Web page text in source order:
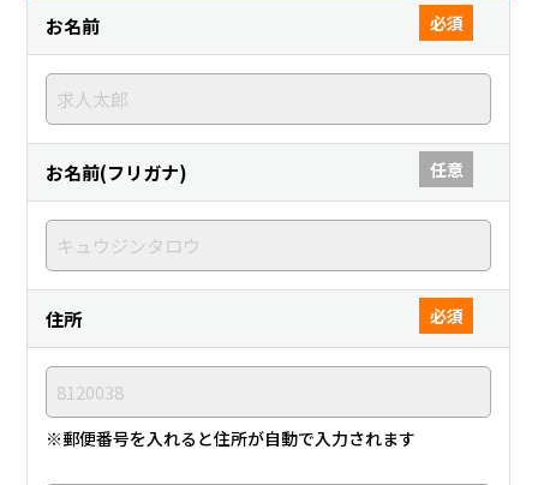
お名前 必須
お名前(フリガナ) 任意
住所 必須
※郵便番号を入れると住所が自動で入力されます